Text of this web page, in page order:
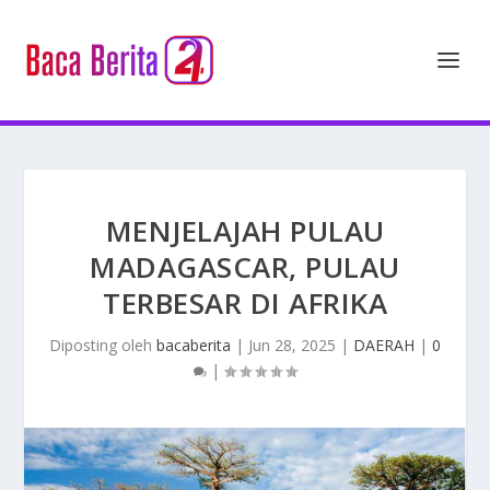
MENJELAJAH PULAU
MADAGASCAR, PULAU
TERBESAR DI AFRIKA
Diposting oleh bacaberita | Jun 28, 2025 | DAERAH | 0
|